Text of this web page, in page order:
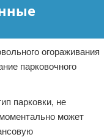
огораживания
парковочного
парковки, не
может